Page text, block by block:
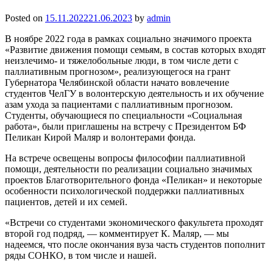
Posted on 15.11.202221.06.2023 by admin
В ноябре 2022 года в рамках социально значимого проекта
«Развитие движения помощи семьям, в состав которых входят
неизлечимо- и тяжелобольные люди, в том числе дети с
паллиативным прогнозом», реализующегося на грант
Губернатора Челябинской области начато вовлечение
студентов ЧелГУ в волонтерскую деятельность и их обучение
азам ухода за пациентами с паллиативным прогнозом.
Студенты, обучающиеся по специальности «Социальная
работа», были приглашены на встречу с Президентом БФ
Пеликан Кирой Маляр и волонтерами фонда.
На встрече освещены вопросы философии паллиативной
помощи, деятельности по реализации социально значимых
проектов Благотворительного фонда «Пеликан» и некоторые
особенности психологической поддержки паллиативных
пациентов, детей и их семей.
«Встречи со студентами экономического факультета проходят
второй год подряд, — комментирует К. Маляр, — мы
надеемся, что после окончания вуза часть студентов пополнит
ряды СОНКО, в том числе и нашей.